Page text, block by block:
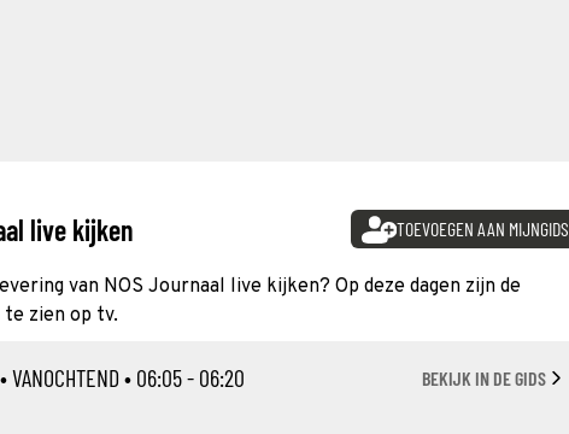
live kijken TOEVOEGEN AAN MIJNGIDS
van NOS Journaal live kijken? Op deze dagen zijn de
zien op tv.
•VANOCHTEND • 06:05 - 06:20 BEKIJK IN DE GIDS